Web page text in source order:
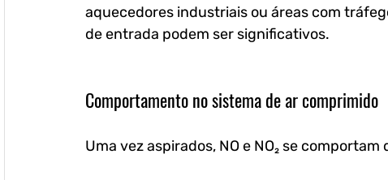
aquecedores industriais ou áreas com
de entrada podem ser significativos.
Comportamento no sistema de ar comprimido
Uma vez aspirados, NO e NO₂ se